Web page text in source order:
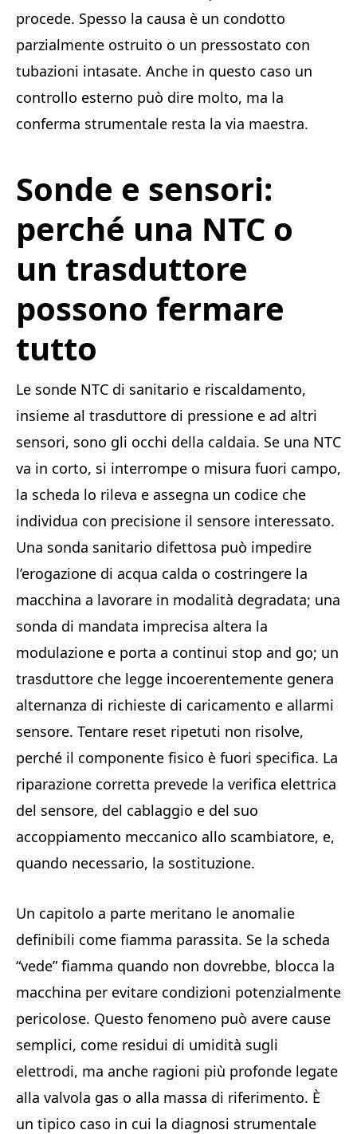
procede. Spesso la causa è un condotto
parzialmente ostruito o un pressostato con
tubazioni intasate. Anche in questo caso un
controllo esterno può dire molto, ma la
conferma strumentale resta la via maestra.
Sonde e sensori:
perché una NTC o
un trasduttore
possono fermare
tutto
Le sonde NTC di sanitario e riscaldamento,
insieme al trasduttore di pressione e ad altri
sensori, sono gli occhi della caldaia. Se una NTC
va in corto, si interrompe o misura fuori campo,
la scheda lo rileva e assegna un codice che
individua con precisione il sensore interessato.
Una sonda sanitario difettosa può impedire
l’erogazione di acqua calda o costringere la
macchina a lavorare in modalità degradata; una
sonda di mandata imprecisa altera la
modulazione e porta a continui stop and go; un
trasduttore che legge incoerentemente genera
alternanza di richieste di caricamento e allarmi
sensore. Tentare reset ripetuti non risolve,
perché il componente fisico è fuori specifica. La
riparazione corretta prevede la verifica elettrica
del sensore, del cablaggio e del suo
accoppiamento meccanico allo scambiatore, e,
quando necessario, la sostituzione.
Un capitolo a parte meritano le anomalie
definibili come fiamma parassita. Se la scheda
“vede” fiamma quando non dovrebbe, blocca la
macchina per evitare condizioni potenzialmente
pericolose. Questo fenomeno può avere cause
semplici, come residui di umidità sugli
elettrodi, ma anche ragioni più profonde legate
alla valvola gas o alla massa di riferimento. È
un tipico caso in cui la diagnosi strumentale